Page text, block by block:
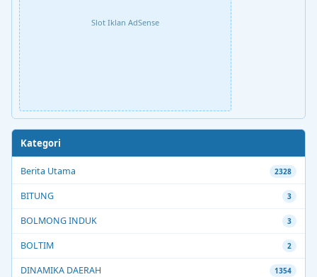
Slot Iklan AdSense
Kategori
Berita Utama 2328
BITUNG 3
BOLMONG INDUK 3
BOLTIM 2
DINAMIKA DAERAH 1354